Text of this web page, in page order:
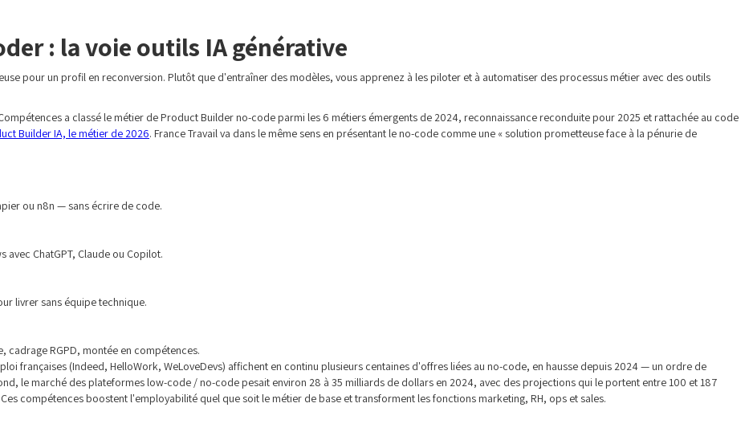
: la voie outils IA générative
pour un profil en reconversion. Plutôt que d'entraîner des modèles, vous apprenez à les piloter et à automatiser des processus métier avec des outils
a classé le métier de Product Builder no-code parmi les 6 métiers émergents de 2024, reconnaissance reconduite pour 2025 et rattachée au code
Builder IA, le métier de 2026. France Travail va dans le même sens en présentant le no-code comme une « solution prometteuse face à la pénurie de
ou n8n — sans écrire de code.
ChatGPT, Claude ou Copilot.
livrer sans équipe technique.
cadrage RGPD, montée en compétences.
françaises (Indeed, HelloWork, WeLoveDevs) affichent en continu plusieurs centaines d'offres liées au no-code, en hausse depuis 2024 — un ordre de
le marché des plateformes low-code / no-code pesait environ 28 à 35 milliards de dollars en 2024, avec des projections qui le portent entre 100 et 187
compétences boostent l'employabilité quel que soit le métier de base et transforment les fonctions marketing, RH, ops et sales.